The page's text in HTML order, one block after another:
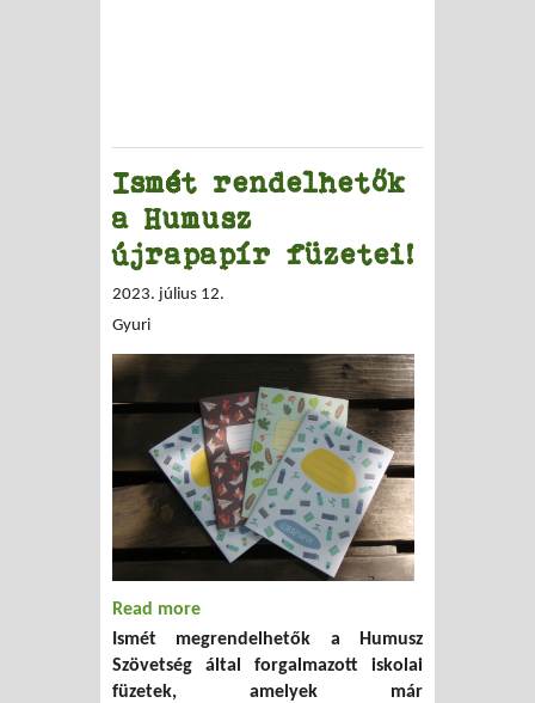
Ismét rendelhetők
a Humusz
újrapapír füzetei!
2023. július 12.
Gyuri
Read more
újrapapír füzetei!
Ismét megrendelhetők a Humusz
Szövetség által forgalmazott iskolai
füzetek, amelyek már